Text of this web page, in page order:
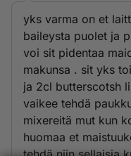
yks varma on et
baileysta puolet ja
voi sit pidentaa
makunsa . sit yks
ja 2cl butterscotsh
vaikee tehdä
mixereitä mut kun
huomaa et